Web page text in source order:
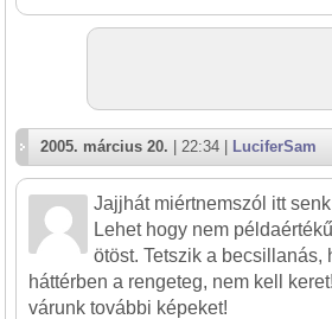
2005. március 20. | 22:34 | LuciferSam
Jajjhát miértnemszól itt
Lehet hogy nem
ötöst. Tetszik a becsillanás,
háttérben a rengeteg, nem kell
várunk további képeket!